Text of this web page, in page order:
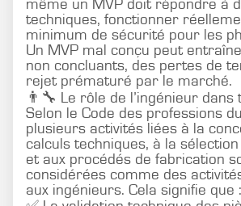
même un MVP doit répondre à
techniques, fonctionner
minimum de sécurité pour les
Un MVP mal conçu peut
non concluants, des pertes de
rejet prématuré par le marché.
👨‍🔧 Le rôle de l’ingénieur dans
Selon le Code des professions
plusieurs activités liées à la
calculs techniques, à la
et aux procédés de fabrication
considérées comme des
aux ingénieurs. Cela signifie que :